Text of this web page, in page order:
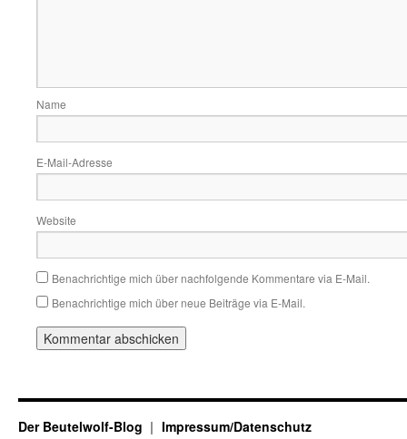
Name
E-Mail-Adresse
Website
Benachrichtige mich über nachfolgende Kommentare via E-Mail.
Benachrichtige mich über neue Beiträge via E-Mail.
Der Beutelwolf-Blog Impressum/Datenschutz